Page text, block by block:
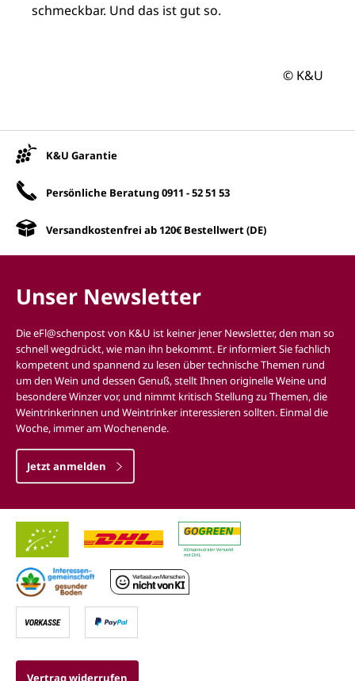
schmeckbar. Und das ist gut so.
© K&U
K&U Garantie
Persönliche Beratung0911 - 52 51 53
Versandkostenfrei ab 120€ Bestellwert (DE)
Unser Newsletter
Die eFl@schenpost von K&U ist keiner jener Newsletter, den man so
schnell wegdrückt, wie man ihn bekommt. Er informiert Sie fachlich
kompetent und spannend zu lesen über technische Themen rund
um den Wein und dessen Genuß, stellt Ihnen originelle Weine und
besondere Winzer vor, und nimmt kritisch Stellung zu Themen, die
Weintrinkerinnen und Weintrinker interessieren sollten. Einmal die
Woche, immer am Wochenende.
Jetzt anmelden
Vertrag widerrufen